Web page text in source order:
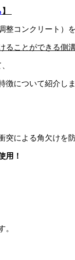
】
整コンクリート）
ることができる側溝
徴について紹介しま
による角欠けを
用！
。